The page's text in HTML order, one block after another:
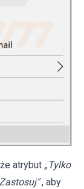
atrybut „Tylko
, aby